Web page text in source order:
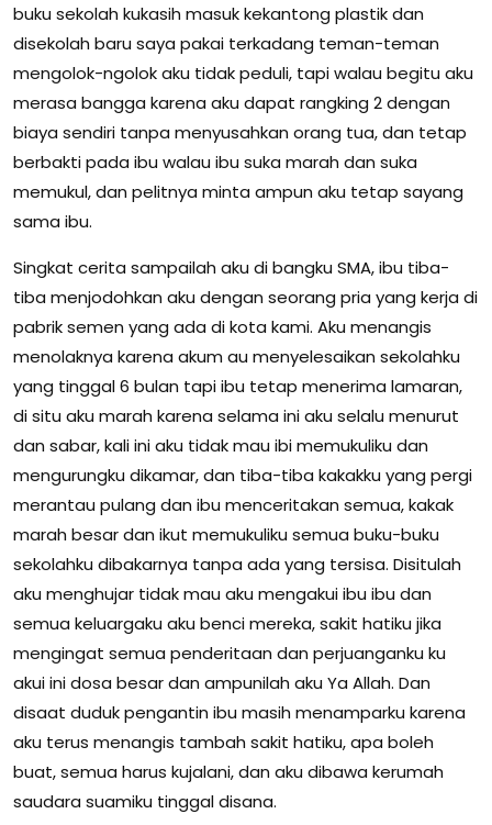
buku sekolah kukasih masuk kekantong plastik dan
disekolah baru saya pakai terkadang teman-teman
mengolok-ngolok aku tidak peduli, tapi walau begitu aku
merasa bangga karena aku dapat rangking 2 dengan
biaya sendiri tanpa menyusahkan orang tua, dan tetap
berbakti pada ibu walau ibu suka marah dan suka
memukul, dan pelitnya minta ampun aku tetap sayang
sama ibu.
Singkat cerita sampailah aku di bangku SMA, ibu tiba-
tiba menjodohkan aku dengan seorang pria yang kerja di
pabrik semen yang ada di kota kami. Aku menangis
menolaknya karena akum au menyelesaikan sekolahku
yang tinggal 6 bulan tapi ibu tetap menerima lamaran,
di situ aku marah karena selama ini aku selalu menurut
dan sabar, kali ini aku tidak mau ibi memukuliku dan
mengurungku dikamar, dan tiba-tiba kakakku yang pergi
merantau pulang dan ibu menceritakan semua, kakak
marah besar dan ikut memukuliku semua buku-buku
sekolahku dibakarnya tanpa ada yang tersisa. Disitulah
aku menghujar tidak mau aku mengakui ibu ibu dan
semua keluargaku aku benci mereka, sakit hatiku jika
mengingat semua penderitaan dan perjuanganku ku
akui ini dosa besar dan ampunilah aku Ya Allah. Dan
disaat duduk pengantin ibu masih menamparku karena
aku terus menangis tambah sakit hatiku, apa boleh
buat, semua harus kujalani, dan aku dibawa kerumah
saudara suamiku tinggal disana.